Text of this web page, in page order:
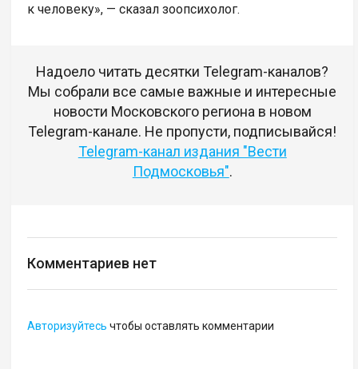
к человеку», — сказал зоопсихолог.
Надоело читать десятки Telegram-каналов?
Мы собрали все самые важные и интересные
новости Московского региона в новом
Telegram-канале. Не пропусти, подписывайся!
Telegram-канал издания "Вести
Подмосковья".
Комментариев нет
Авторизуйтесь чтобы оставлять комментарии